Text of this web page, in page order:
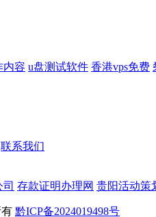
内容 u盘测试软件 香港vps免费
联系我们
存款证明办理网 贵阳活动策
黔ICP备2024019498号